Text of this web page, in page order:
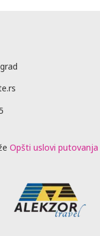
Opšti uslovi putovanja